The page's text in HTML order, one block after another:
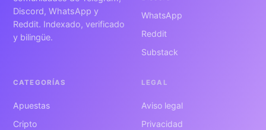
Discord, WhatsApp y
Reddit. Indexado, verificado
y bilingüe.
WhatsApp
Reddit
Substack
CATEGORÍAS
Apuestas
Cripto
LEGAL
Aviso legal
Privacidad